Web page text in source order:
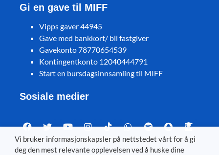
Gi en gave til MIFF
Vipps gaver 44945
Gave med bankkort/ bli fastgiver
Gavekonto 78770654539
Kontingentkonto 12040444791
Start en bursdagsinnsamling til MIFF
Sosiale medier
Vi bruker informasjonskapsler på nettstedet vårt for å gi
deg den mest relevante opplevelsen ved å huske dine